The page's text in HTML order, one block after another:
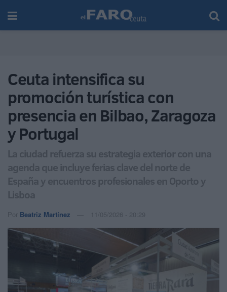
Ceuta intensifica su
promoción turística con
presencia en Bilbao, Zaragoza
y Portugal
La ciudad refuerza su estrategia exterior con una
agenda que incluye ferias clave del norte de
España y encuentros profesionales en Oporto y
Lisboa
Por Beatriz Martínez 11/05/2026 - 20:29